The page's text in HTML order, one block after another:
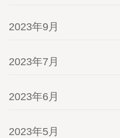
2023年9月
2023年7月
2023年6月
2023年5月